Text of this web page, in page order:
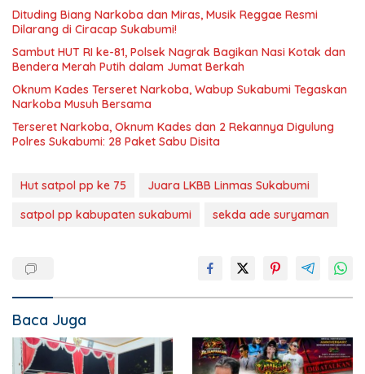
Dituding Biang Narkoba dan Miras, Musik Reggae Resmi
Dilarang di Ciracap Sukabumi!
Sambut HUT RI ke-81, Polsek Nagrak Bagikan Nasi Kotak dan
Bendera Merah Putih dalam Jumat Berkah
Oknum Kades Terseret Narkoba, Wabup Sukabumi Tegaskan
Narkoba Musuh Bersama
Terseret Narkoba, Oknum Kades dan 2 Rekannya Digulung
Polres Sukabumi: 28 Paket Sabu Disita
Hut satpol pp ke 75
Juara LKBB Linmas Sukabumi
satpol pp kabupaten sukabumi
sekda ade suryaman
Baca Juga